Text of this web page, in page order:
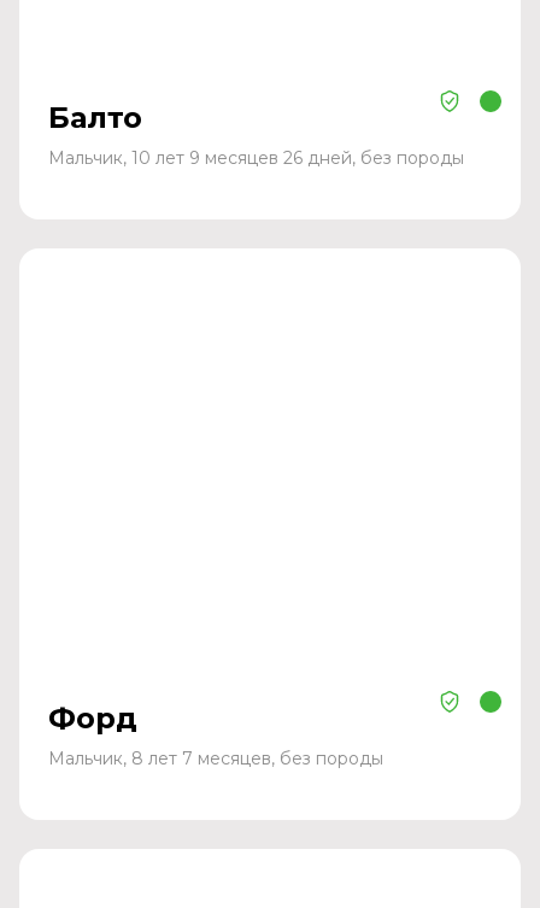
Балто
Мальчик, 10 лет 9 месяцев 26 дней, без породы
Форд
Мальчик, 8 лет 7 месяцев, без породы